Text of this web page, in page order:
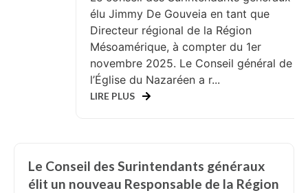
élu Jimmy De Gouveia en tant que
Directeur régional de la Région
Mésoamérique, à compter du 1er
novembre 2025. Le Conseil général de
l’Église du Nazaréen a r...
LIRE PLUS
Le Conseil des Surintendants généraux
élit un nouveau Responsable de la Région